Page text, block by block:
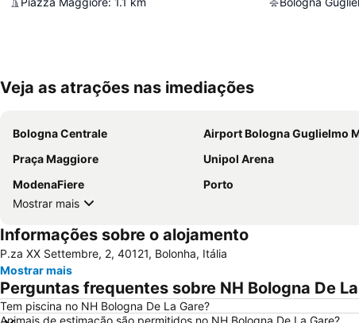
Veja as atrações nas imediações
Bologna Centrale Airport Bologna Guglielmo
Praça Maggiore
Unipol Arena
ModenaFiere
Porto
Mostrar mais
Informações sobre o alojamento
P.za XX Settembre, 2, 40121, Bolonha, Itália
Mostrar mais
Perguntas frequentes sobre NH Bologna De
Tem piscina no NH Bologna De La Gare?